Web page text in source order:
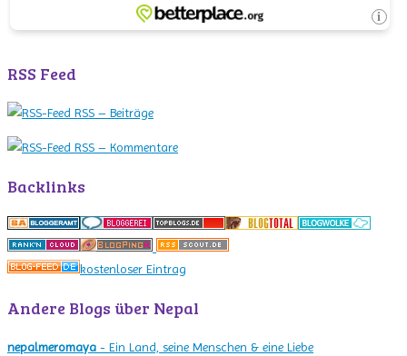
RSS Feed
RSS – Beiträge
RSS – Kommentare
Backlinks
kostenloser Eintrag
Andere Blogs über Nepal
nepalmeromaya - Ein Land, seine Menschen & eine Liebe